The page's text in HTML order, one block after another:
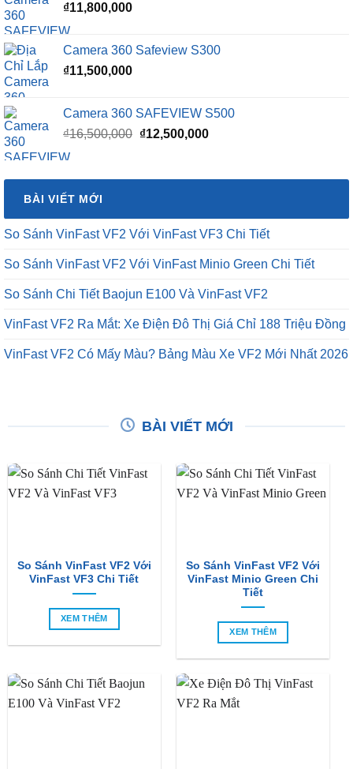
₫11,800,000
Camera 360 Safeview S300
₫11,500,000
Camera 360 SAFEVIEW S500
₫16,500,000 Giá
₫16,500,000.
₫12,500,000Giá
là:
BÀI VIẾT MỚI
So Sánh VinFast VF2 Với VinFast VF3 Chi Tiết
So Sánh VinFast VF2 Với VinFast Minio Green Chi Tiết
So Sánh Chi Tiết Baojun E100 Và VinFast VF2
VinFast VF2 Ra Mắt: Xe Điện Đô Thị Giá Chỉ 188 Triệu Đồng
VinFast VF2 Có Mấy Màu? Bảng Màu Xe VF2 Mới Nhất 2026
BÀI VIẾT MỚI
So Sánh VinFast VF2 Với
VinFast VF3 Chi Tiết
XEM THÊM
So Sánh VinFast VF2 Với
VinFast Minio Green Chi
Tiết
XEM THÊM